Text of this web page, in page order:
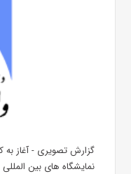
گزارش تصویری - آغاز به
نمایشگاه های بین